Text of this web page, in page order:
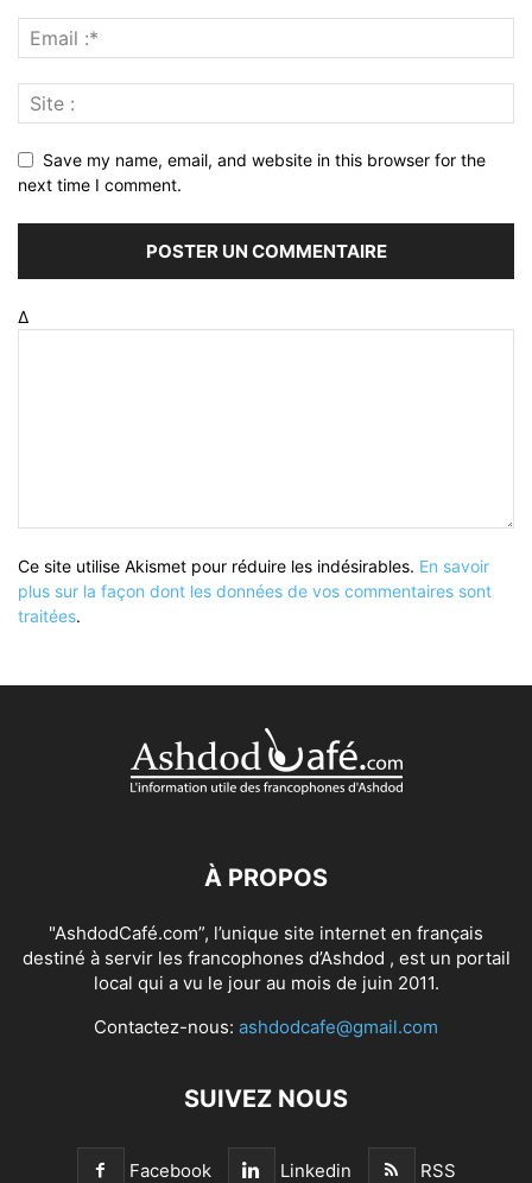
Save my name, email, and website in this browser for the
next time I comment.
Δ
Ce site utilise Akismet pour réduire les indésirables. En savoir
plus sur la façon dont les données de vos commentaires sont
traitées.
À PROPOS
"AshdodCafé.com”, l’unique site internet en français
destiné à servir les francophones d’Ashdod , est un portail
local qui a vu le jour au mois de juin 2011.
Contactez-nous: ashdodcafe@gmail.com
SUIVEZ NOUS
Facebook Linkedin RSS